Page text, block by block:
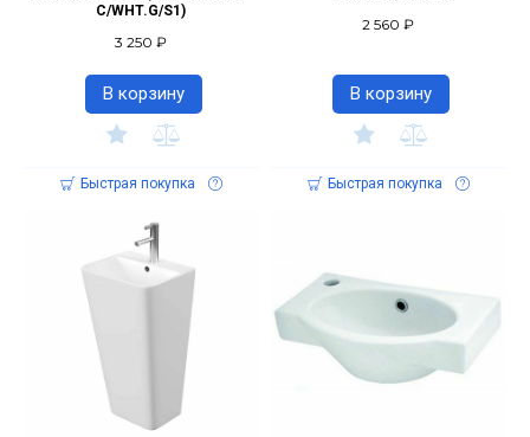
C/WHT.G/S1)
3 250 ₽
В корзину
Быстрая покупка
2 560 ₽
В корзину
Быстрая покупка